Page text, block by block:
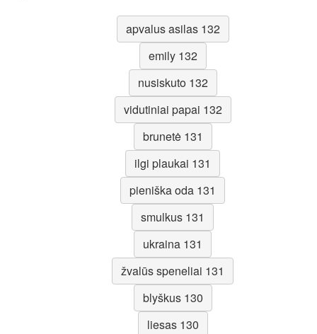
apvalus asilas 132
emily 132
nusiskuto 132
vidutiniai papai 132
brunetė 131
ilgi plaukai 131
pieniška oda 131
smulkus 131
ukraina 131
žvalūs speneliai 131
blyškus 130
liesas 130